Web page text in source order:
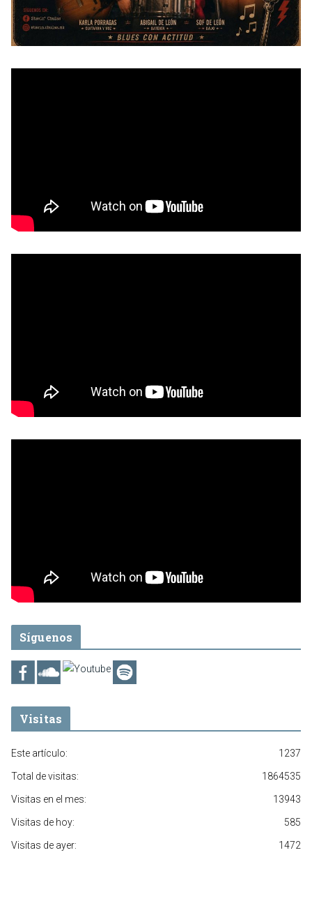
Síguenos
Visitas
1237
Este artículo:
1864535
Total de visitas:
13943
Visitas en el mes:
585
Visitas de hoy:
1472
Visitas de ayer: